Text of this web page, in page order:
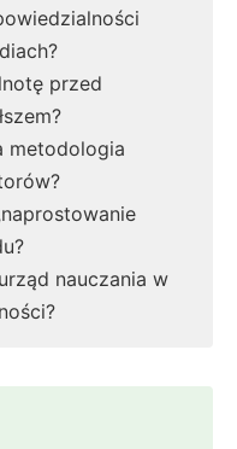
przed
metodologia
nauczania w